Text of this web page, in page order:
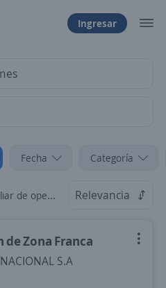
Ingresar
Fecha Categoría
en Cauca Relevancia
Zona Franca
S.A